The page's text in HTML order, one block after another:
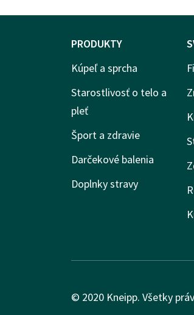
PRODUKTY
Kúpeľ a sprcha
Starostlivosť o telo a
pleť
Šport a zdravie
Darčekové balenia
Doplnky stravy
© 2020 Kneipp. Všetky